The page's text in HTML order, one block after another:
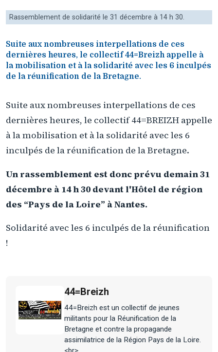
Rassemblement de solidarité le 31 décembre à 14 h 30.
Suite aux nombreuses interpellations de ces
dernières heures, le collectif 44=Breizh appelle à
la mobilisation et à la solidarité avec les 6 inculpés
de la réunification de la Bretagne.
Suite aux nombreuses interpellations de ces
dernières heures, le collectif 44=BREIZH appelle
à la mobilisation et à la solidarité avec les 6
inculpés de la réunification de la Bretagne.
Un rassemblement est donc prévu demain 31
décembre à 14 h 30 devant l'Hôtel de région
des “Pays de la Loire” à Nantes.
Solidarité avec les 6 inculpés de la réunification
!
44=Breizh
44=Breizh est un collectif de jeunes
militants pour la Réunification de la
Bretagne et contre la propagande
assimilatrice de la Région Pays de la Loire.